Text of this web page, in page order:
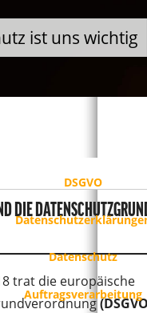
ist uns wichtig
DSGVO
Datenschutz
Auftragsverarbeitung
DIE
trat die europäische